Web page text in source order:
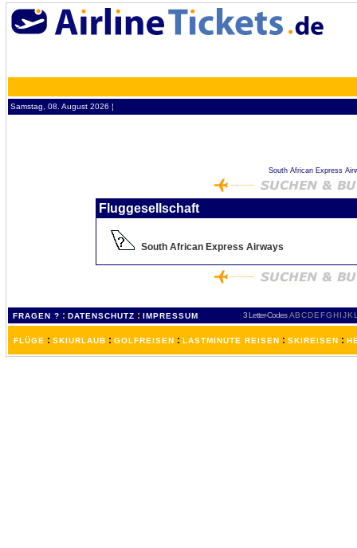
Samstag, 08. August 2026 ¦
South African Express
Fluggesellschaft
South African Express Airways
FRAGEN ? : DATENSCHUTZ : IMPRESSUM 3 Letter-Codes ABCDEFGH IJKL
FLÜGE : SKIURLAUB : GOLFREISEN : LASTMINUTE REISEN : SKIREISEN :